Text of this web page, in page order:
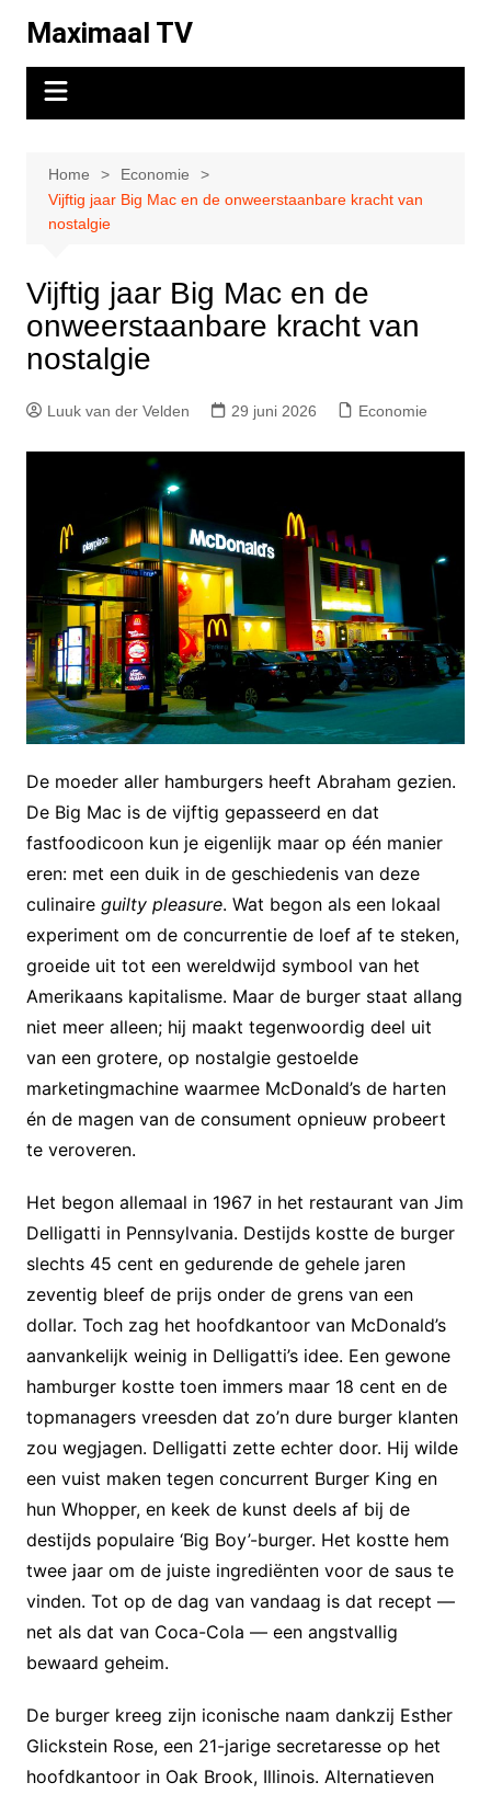
naar
inhoud
Maximaal TV
Home
Economie
Vijftig jaar Big Mac en de onweerstaanbare kracht van
nostalgie
Vijftig jaar Big Mac en de
onweerstaanbare kracht van
nostalgie
Luuk van der Velden 29 juni 2026 Economie
De moeder aller hamburgers heeft Abraham gezien.
De Big Mac is de vijftig gepasseerd en dat
fastfoodicoon kun je eigenlijk maar op één manier
eren: met een duik in de geschiedenis van deze
culinaire guilty pleasure. Wat begon als een lokaal
experiment om de concurrentie de loef af te steken,
groeide uit tot een wereldwijd symbool van het
Amerikaans kapitalisme. Maar de burger staat allang
niet meer alleen; hij maakt tegenwoordig deel uit
van een grotere, op nostalgie gestoelde
marketingmachine waarmee McDonald’s de harten
én de magen van de consument opnieuw probeert
te veroveren.
Het begon allemaal in 1967 in het restaurant van Jim
Delligatti in Pennsylvania. Destijds kostte de burger
slechts 45 cent en gedurende de gehele jaren
zeventig bleef de prijs onder de grens van een
dollar. Toch zag het hoofdkantoor van McDonald’s
aanvankelijk weinig in Delligatti’s idee. Een gewone
hamburger kostte toen immers maar 18 cent en de
topmanagers vreesden dat zo’n dure burger klanten
zou wegjagen. Delligatti zette echter door. Hij wilde
een vuist maken tegen concurrent Burger King en
hun Whopper, en keek de kunst deels af bij de
destijds populaire ‘Big Boy’-burger. Het kostte hem
twee jaar om de juiste ingrediënten voor de saus te
vinden. Tot op de dag van vandaag is dat recept —
net als dat van Coca-Cola — een angstvallig
bewaard geheim.
De burger kreeg zijn iconische naam dankzij Esther
Glickstein Rose, een 21-jarige secretaresse op het
hoofdkantoor in Oak Brook, Illinois. Alternatieven